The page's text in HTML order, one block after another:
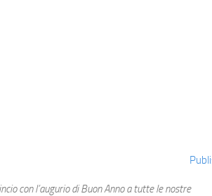
con l’augurio di Buon Anno a tutte le nostre